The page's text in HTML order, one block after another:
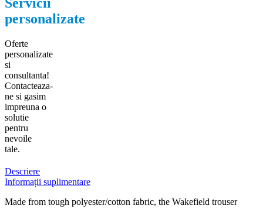
personalizate
Oferte
personalizate
si
consultanta!
Contacteaza-
ne si gasim
impreuna o
solutie
pentru
nevoile
tale.
Descriere
Informații suplimentare
Made from tough polyester/cotton fabric, the Wakefield trouser